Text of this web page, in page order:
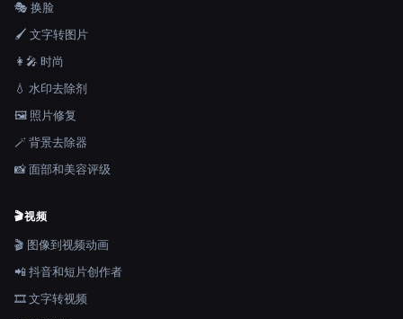
🎭 换脸
🖌️ 文字转图片
👩‍🎤 时尚
💧 水印去除剂
🖼️ 照片修复
🪄 背景去除器
📸 面部和美容评级
🎬视频
🎬 图像到视频动画
📲 抖音和短片创作者
🎞️ 文字转视频